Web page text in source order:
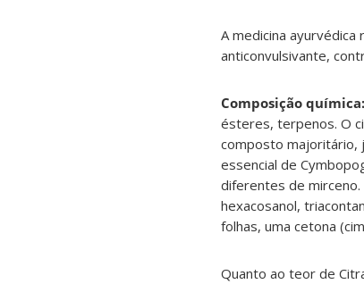
A medicina
anticonvulsivante,
Composição química:
ésteres, terpenos. O
composto majoritário,
essencial de
diferentes de
hexacosanol,
folhas, uma cetona
Quanto ao teor de